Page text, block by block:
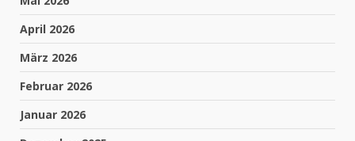
April 2026
März 2026
Februar 2026
Januar 2026